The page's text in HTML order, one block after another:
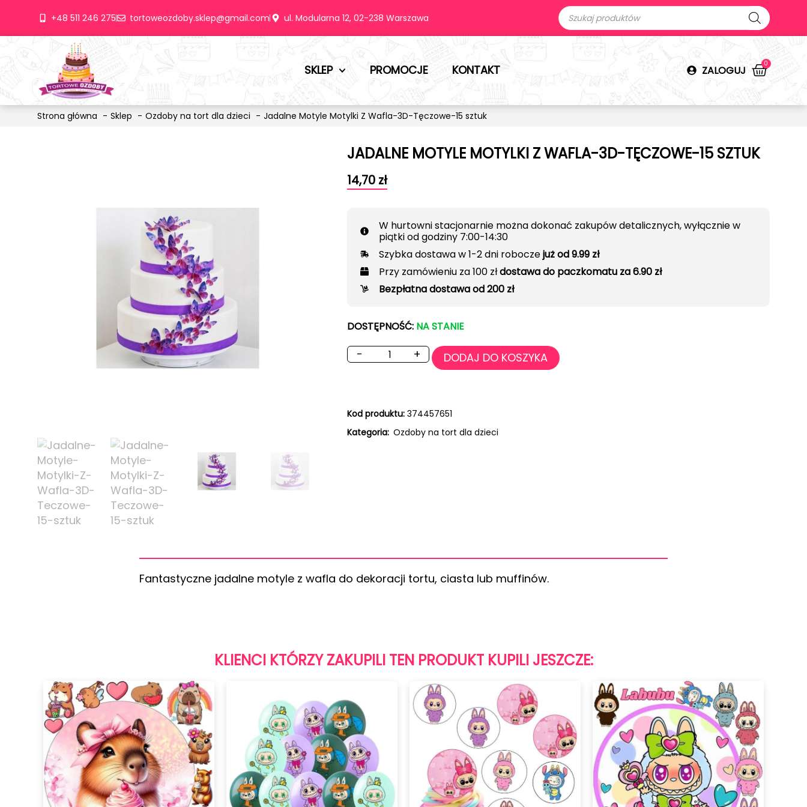
+48 511 246 275 tortoweozdoby.sklep@gmail.com ul. Modularna 12, 02-238 Warszawa
SKLEP PROMOCJE KONTAKT ZALOGUJ
0
Strona główna Sklep Ozdoby na tort dla dzieci Jadalne Motyle Motylki Z Wafla-3D-Tęczowe-15 sztuk
JADALNE MOTYLE MOTYLKI Z WAFLA-3D-TĘCZOWE-15 SZTUK
14,70 zł
W hurtowni stacjonarnie można dokonać zakupów detalicznych, wyłącznie w
piątki od godziny 7:00-14:30
Szybka dostawa w 1-2 dni roboczejuż od 9.99 zł
Przy zamówieniu za 100 złdostawa do paczkomatu za 6.90 zł
Bezpłatna dostawa od 200 zł
DOSTĘPNOŚĆ: NA STANIE
− + DODAJ DO KOSZYKA
Kod produktu: 374457651
Kategoria: Ozdoby na tort dla dzieci
Fantastyczne jadalne motyle z wafla do dekoracji tortu, ciasta lub muffinów.
KLIENCI KTÓRZY ZAKUPILI TEN PRODUKT KUPILI JESZCZE: